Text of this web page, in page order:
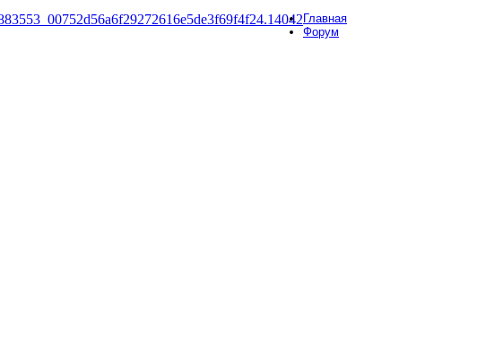
Главная
Форум